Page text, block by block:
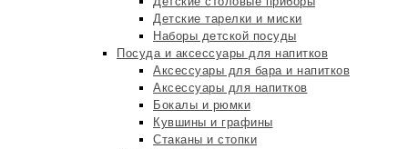
Детские тарелки и миски
Наборы детской посуды
Посуда и аксессуары для напитков
Аксессуары для бара и напитков
Аксессуары для напитков
Бокалы и рюмки
Кувшины и графины
Стаканы и стопки